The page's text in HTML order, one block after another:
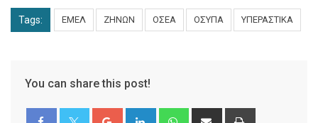
Tags: ΕΜΕΛ ΖΗΝΩΝ ΟΣΕΑ ΟΣΥΠΑ ΥΠΕΡΑΣΤΙΚΑ
You can share this post!
Google+ LinkedIn WhatsappShare